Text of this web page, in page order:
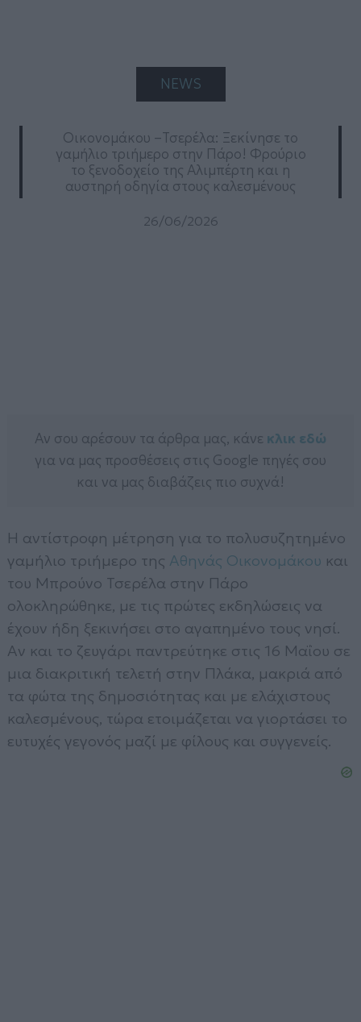
NEWS
Οικονομάκου –Τσερέλα: Ξεκίνησε το
γαμήλιο τριήμερο στην Πάρο! Φρούριο
το ξενοδοχείο της Αλιμπέρτη και η
αυστηρή οδηγία στους καλεσμένους
26/06/2026
Αν σου αρέσουν τα άρθρα μας, κάνε κλικ εδώ
για να μας προσθέσεις στις Google πηγές σου
και να μας διαβάζεις πιο συχνά!
Η αντίστροφη μέτρηση για το πολυσυζητημένο
γαμήλιο τριήμερο της Αθηνάς Οικονομάκου και
του Μπρούνο Τσερέλα στην Πάρο
ολοκληρώθηκε, με τις πρώτες εκδηλώσεις να
έχουν ήδη ξεκινήσει στο αγαπημένο τους νησί.
Αν και το ζευγάρι παντρεύτηκε στις 16 Μαΐου σε
μια διακριτική τελετή στην Πλάκα, μακριά από
τα φώτα της δημοσιότητας και με ελάχιστους
καλεσμένους, τώρα ετοιμάζεται να γιορτάσει το
ευτυχές γεγονός μαζί με φίλους και συγγενείς.